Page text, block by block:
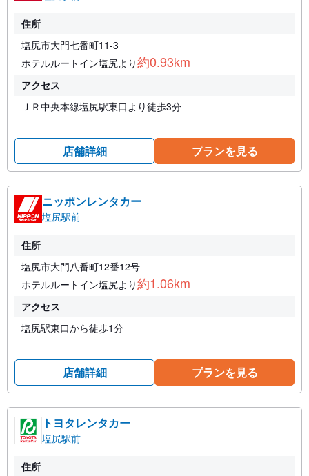
住所
塩尻市大門七番町11-3
ホテルルートイン塩尻より約0.93km
アクセス
ＪＲ中央本線塩尻駅東口より徒歩3分
店舗詳細 プランを見る
ニッポンレンタカー
塩尻駅前
住所
塩尻市大門八番町12番12号
ホテルルートイン塩尻より約1.06km
アクセス
塩尻駅東口から徒歩1分
店舗詳細 プランを見る
トヨタレンタカー
塩尻駅前
住所